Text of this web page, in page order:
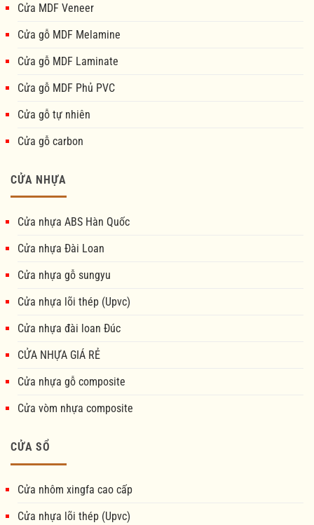
Cửa MDF Veneer
Cửa gỗ MDF Melamine
Cửa gỗ MDF Laminate
Cửa gỗ MDF Phủ PVC
Cửa gỗ tự nhiên
Cửa gỗ carbon
CỬA NHỰA
Cửa nhựa ABS Hàn Quốc
Cửa nhựa Đài Loan
Cửa nhựa gỗ sungyu
Cửa nhựa lõi thép (Upvc)
Cửa nhựa đài loan Đúc
CỬA NHỰA GIÁ RẺ
Cửa nhựa gỗ composite
Cửa vòm nhựa composite
CỬA SỔ
Cửa nhôm xingfa cao cấp
Cửa nhựa lõi thép (Upvc)